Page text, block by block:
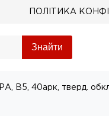
ПОЛІТИКА
Знайти
В5, 40арк, тверд.